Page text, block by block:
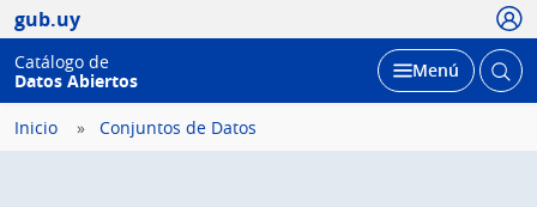
gub.uy
Catálogo de
Datos Abiertos
Desplegar
Menú Abrir
Inicio Conjuntos de Datos